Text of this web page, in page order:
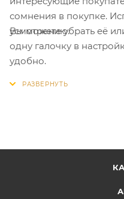
сомнения в покупке.
усмотрению.
Вы можете убрать её
одну галочку в
удобно.